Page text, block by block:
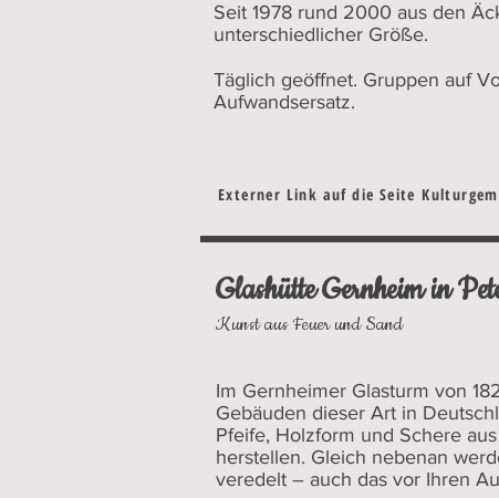
Seit 1978 rund 2000 aus den
unterschiedlicher Größe.
Täglich geöffnet. Gruppen auf
Aufwandsersatz.
Externer Link auf die Seite
Glashütte Gernheim in
Kunst aus Feuer und Sand
Im Gernheimer Glasturm von
Gebäuden dieser Art in
Pfeife, Holzform und Schere
herstellen. Gleich nebenan
veredelt – auch das vor Ihren